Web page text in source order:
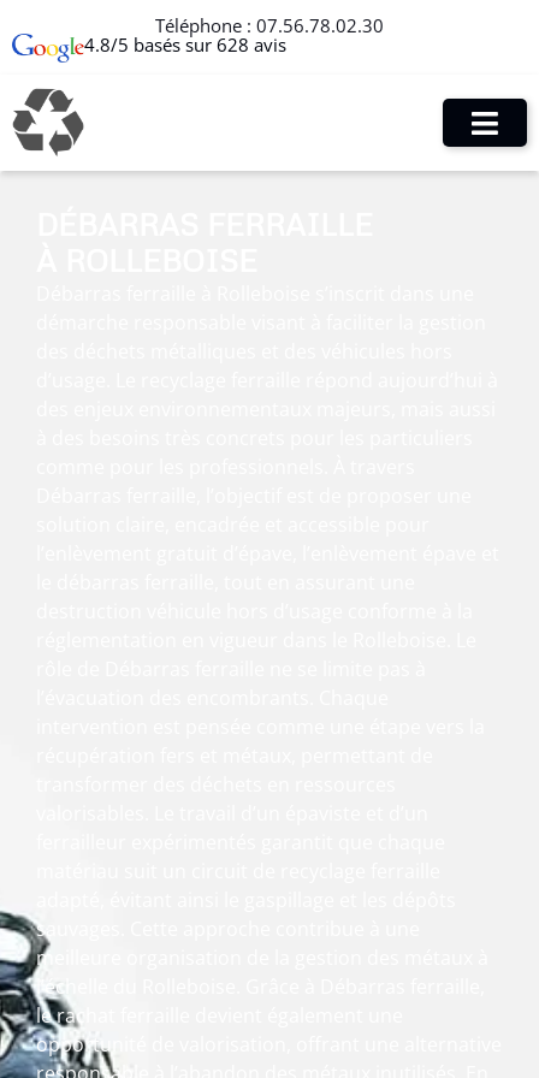
Téléphone : 07.56.78.02.30
4.8/5 basés sur 628 avis
sauvages. Cette approche contribue à une
meilleure organisation de la gestion des métaux à
l’échelle du Rolleboise. Grâce à Débarras ferraille,
le rachat ferraille devient également une
opportunité de valorisation, offrant une alternative